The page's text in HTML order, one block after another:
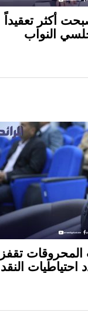
أكثر تعقيداً
النواب
المحروقات تقفز
النقد